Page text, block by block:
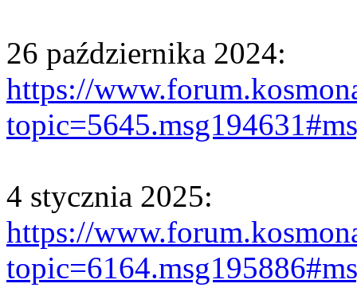
26 października 2024:
https://
4 stycznia 2025:
https://